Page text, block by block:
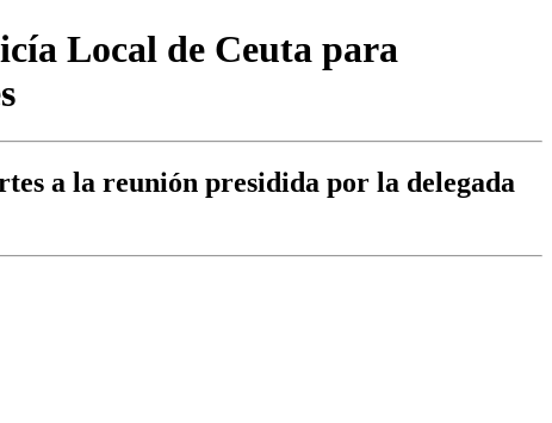
Local de Ceuta para
a la reunión presidida por la delegada